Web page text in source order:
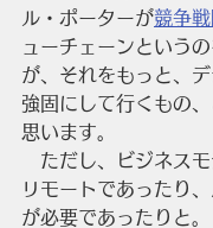
ル・ポーターが競争
ューチェーンという
が、それをもっと、
強固にして行くもの
思います。
ただし、ビジネスモ
リモートであったり
が必要であったりと。